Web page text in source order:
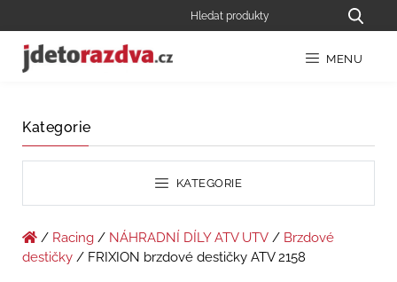
MENU
Kategorie
KATEGORIE
/ Racing / NÁHRADNÍ DÍLY ATV UTV / Brzdové
destičky / FRIXION brzdové destičky ATV 2158